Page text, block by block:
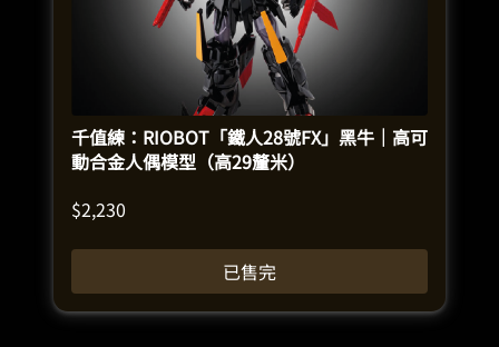
千值練：RIOBOT「鐵人28號FX」黑牛｜高可
動合金人偶模型（高29釐米）
$2,230
已售完